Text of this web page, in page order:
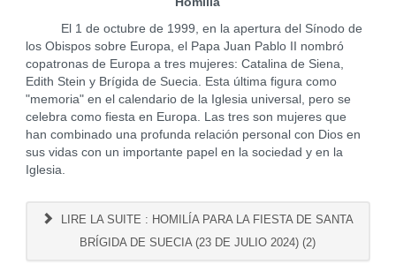
El 1 de octubre de 1999, en la apertura del Sínodo de
los Obispos sobre Europa, el Papa Juan Pablo II nombró
copatronas de Europa a tres mujeres: Catalina de Siena,
Edith Stein y Brígida de Suecia. Esta última figura como
"memoria" en el calendario de la Iglesia universal, pero se
celebra como fiesta en Europa. Las tres son mujeres que
han combinado una profunda relación personal con Dios en
sus vidas con un importante papel en la sociedad y en la
Iglesia.
LIRE LA SUITE : HOMILÍA PARA LA FIESTA DE SANTA
BRÍGIDA DE SUECIA (23 DE JULIO 2024) (2)